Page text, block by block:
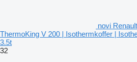
novi
ThermoKing V 200 | Isothermkoffer |
3.5t
32